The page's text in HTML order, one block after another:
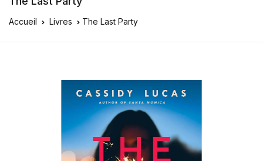
Accueil Livres The Last Party